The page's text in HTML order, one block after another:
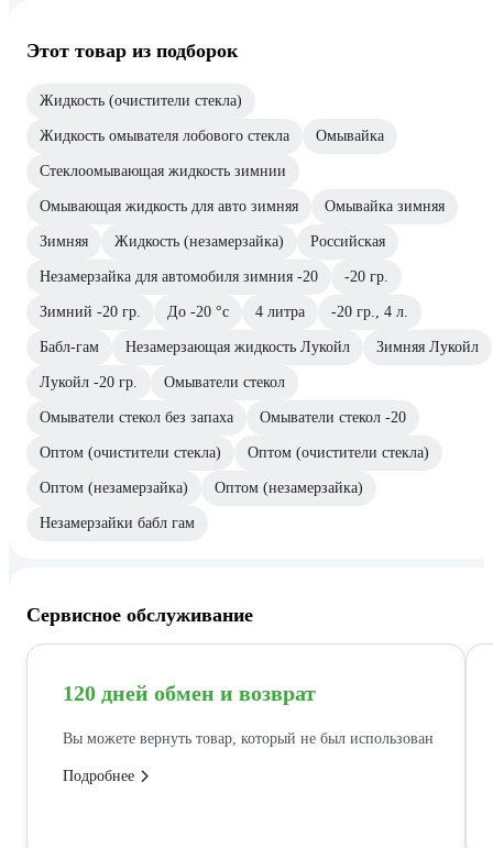
Этот товар из подборок
Жидкость (очистители стекла)
Жидкость омывателя лобового стекла Омывайка
Стеклоомывающая жидкость зимнии
Омывающая жидкость для авто зимняя Омывайка зимняя
Зимняя Жидкость (незамерзайка) Российская
Незамерзайка для автомобиля зимния -20 -20 гр.
Зимний -20 гр. До -20 °с 4 литра -20 гр., 4 л.
Бабл-гам Незамерзающая жидкость Лукойл Зимняя Лукойл
Лукойл -20 гр. Омыватели стекол
Омыватели стекол без запаха Омыватели стекол -20
Оптом (очистители стекла) Оптом (очистители стекла)
Оптом (незамерзайка) Оптом (незамерзайка)
Незамерзайки бабл гам
Сервисное обслуживание
120 дней обмен и возврат
Вы можете вернуть товар, который не был использован
Подробнее